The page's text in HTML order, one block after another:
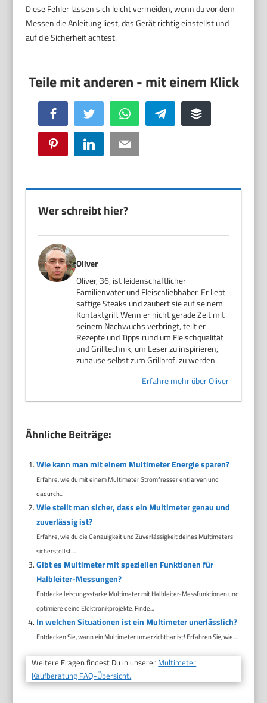
Diese Fehler lassen sich leicht vermeiden, wenn du vor dem
Messen die Anleitung liest, das Gerät richtig einstellst und
auf die Sicherheit achtest.
Facebook Twitter WhatsApp Telegram Buffer
Pinterest LinkedIn Email
Wer schreibt hier?
Oliver
Oliver, 36, ist leidenschaftlicher
Familienvater und Fleischliebhaber. Er liebt
saftige Steaks und zaubert sie auf seinem
Kontaktgrill. Wenn er nicht gerade Zeit mit
seinem Nachwuchs verbringt, teilt er
Rezepte und Tipps rund um Fleischqualität
und Grilltechnik, um Leser zu inspirieren,
zuhause selbst zum Grillprofi zu werden.
Erfahre mehr über Oliver
Ähnliche Beiträge:
Wie kann man mit einem Multimeter Energie sparen?
Erfahre, wie du mit einem Multimeter Stromfresser entlarven und
dadurch...
Wie stellt man sicher, dass ein Multimeter genau und
zuverlässig ist?
Erfahre, wie du die Genauigkeit und Zuverlässigkeit deines Multimeters
sicherstellst....
Gibt es Multimeter mit speziellen Funktionen für
Halbleiter-Messungen?
Entdecke leistungsstarke Multimeter mit Halbleiter-Messfunktionen und
optimiere deine Elektronikprojekte. Finde...
In welchen Situationen ist ein Multimeter unerlässlich?
Entdecken Sie, wann ein Multimeter unverzichtbar ist! Erfahren Sie, wie...
Weitere Fragen findest Du in unserer Multimeter
Kaufberatung FAQ-Übersicht.